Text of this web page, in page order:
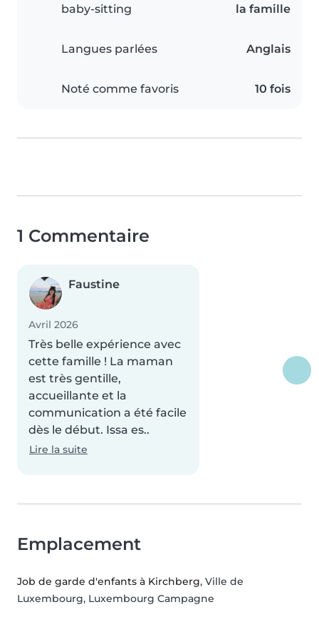
baby-sitting
la famille
Langues parlées Anglais
Noté comme favoris 10 fois
1 Commentaire
Faustine
Avril 2026
Très belle expérience avec
cette famille ! La maman
est très gentille,
accueillante et la
communication a été facile
dès le début. Issa es..
Lire la suite
Emplacement
Job de garde d'enfants à Kirchberg, Ville de
Luxembourg, Luxembourg Campagne